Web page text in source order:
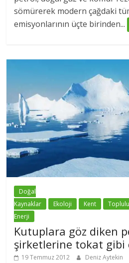
sömürerek modern çağdaki
emisyonlarının üçte birinden...
Doğal
Kaynaklar
Ekoloji Kent
Enerji
Kutuplara göz diken
şirketlerine tokat gibi
19 Temmuz 2012 Deniz Aytekin